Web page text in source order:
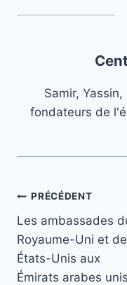
Samir,
fondateurs de
Navigation
de
l’article
PRÉCÉDENT
Les ambassades
Royaume-Uni et
États-Unis aux
Émirats arabes unis